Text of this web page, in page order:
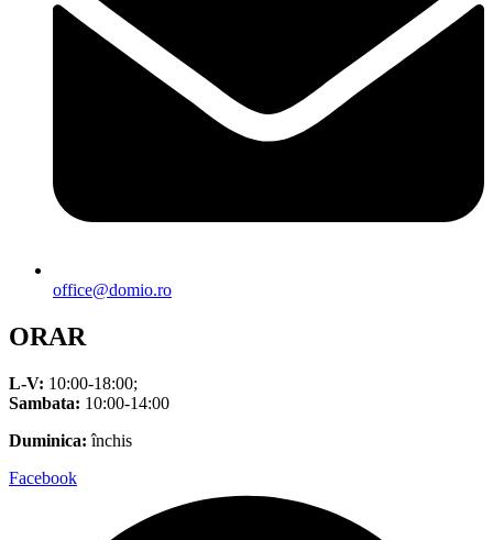
office@domio.ro
ORAR
L-V: 10:00-18:00;
Sambata: 10:00-14:00
Duminica: închis
Facebook